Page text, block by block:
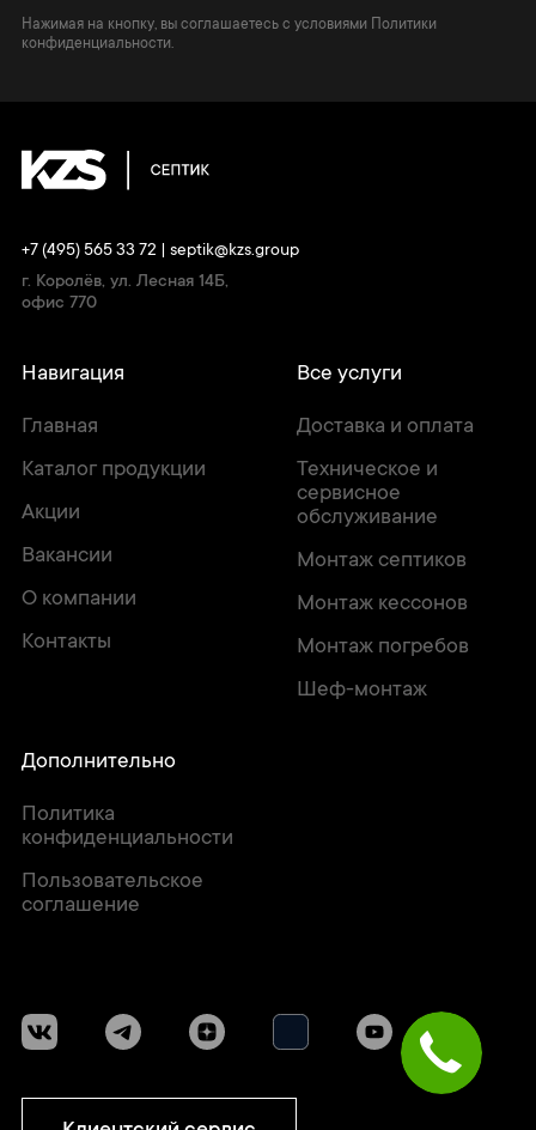
Нажимая на кнопку, вы соглашаетесь с условиями Политики
конфиденциальности.
+7 (495) 565 33 72
septik@kzs.group
г. Королёв, ул. Лесная 14Б,
офис 770
Навигация
Главная
Каталог продукции
Акции
Вакансии
О компании
Контакты
Все услуги
Доставка и оплата
Техническое и
сервисное
обслуживание
Монтаж септиков
Монтаж кессонов
Монтаж погребов
Шеф-монтаж
Дополнительно
Политика
конфиденциальности
Пользовательское
соглашение